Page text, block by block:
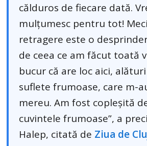
călduros de fiecare dată.
mulțumesc pentru tot!
retragere este o
de ceea ce am făcut toată
bucur că are loc aici,
suflete frumoase, care m-
mereu. Am fost copleșită
cuvintele frumoase”, a
Halep, citată de Ziua de